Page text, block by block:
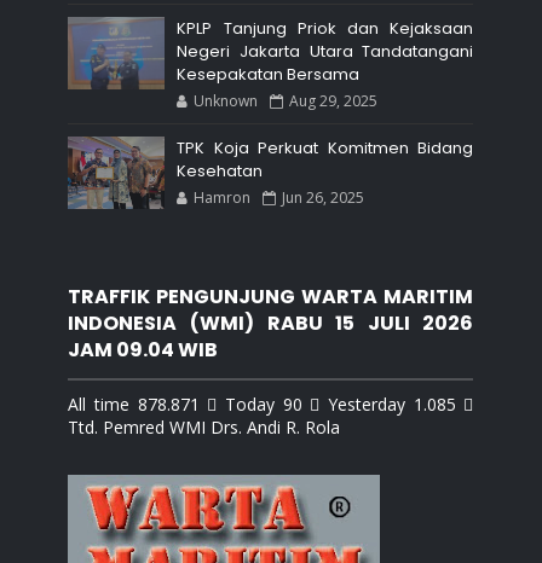
KPLP Tanjung Priok dan Kejaksaan
Negeri Jakarta Utara Tandatangani
Kesepakatan Bersama
Unknown Aug 29, 2025
TPK Koja Perkuat Komitmen Bidang
Kesehatan
Hamron Jun 26, 2025
TRAFFIK PENGUNJUNG WARTA MARITIM
INDONESIA (WMI) RABU 15 JULI 2026
JAM 09.04 WIB
All time 878.871  Today 90  Yesterday 1.085 
Ttd. Pemred WMI Drs. Andi R. Rola